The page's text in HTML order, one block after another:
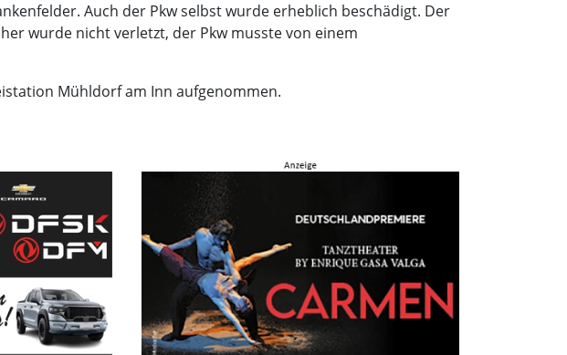
Auch der Pkw selbst wurde erheblich beschädigt. Der
wurde nicht verletzt, der Pkw musste von einem
Mühldorf am Inn aufgenommen.